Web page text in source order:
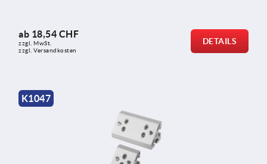
ab 18,54 CHF
zzgl. MwSt.
zzgl. Versandkosten
DETAILS
K1047